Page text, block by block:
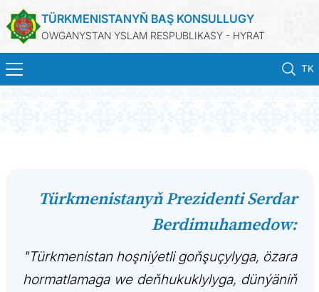
TÜRKMENISTANYŇ BAŞ KONSULLUGY
OWGANYSTAN YSLAM RESPUBLIKASY - HYRAT
TK
KONSULLYK HYZMATLARY
DIM
Türkmenistanyň Prezidenti Serdar
Berdimuhamedow:
"Türkmenistan hoşniýetli goňşuçylyga, özara
hormatlamaga we deňhukuklylyga, dünýäniň